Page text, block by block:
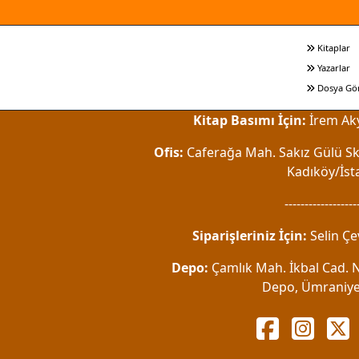
Kitaplar
Yazarlar
Dosya
Kitap Basımı İçin: İrem
Ofis: Caferağa Mah. Sakız Gülü
Kadıköy/
Siparişleriniz İçin: Selin
Depo: Çamlık Mah. İkbal Cad.
Depo,